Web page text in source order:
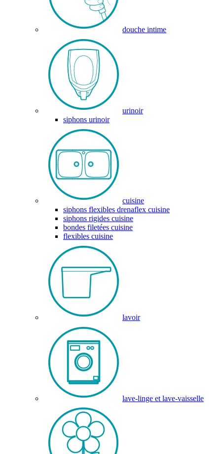
douche intime
urinoir
siphons urinoir
cuisine
siphons flexibles drenaflex cuisine
siphons rigides cuisine
bondes filetées cuisine
flexibles cuisine
lavoir
lave-linge et lave-vaisselle